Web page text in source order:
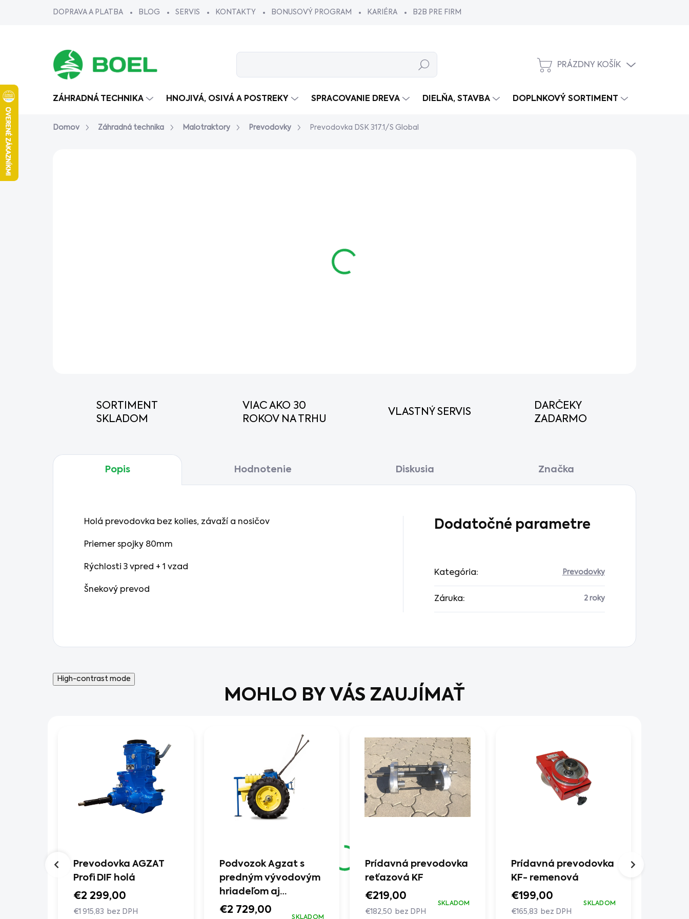
DOPRAVA A PLATBA BLOG SERVIS KONTAKTY BONUSOVÝ PROGRAM KARIÉRA B2B PRE FIRMY
Hľadať
NÁKUPNÝ
PRÁZDNY KOŠÍK
ZÁHRADNÁ TECHNIKA HNOJIVÁ, OSIVÁ A POSTREKY SPRACOVANIE DREVA DIELŇA, STAVBA DOPLNKOVÝ SORTIMENT
Domov Záhradná technika Malotraktory Prevodovky Prevodovka DSK 317.1/S Global
SORTIMENT
SKLADOM
VIAC AKO 30
ROKOV NA TRHU
VLASTNÝ SERVIS
DARČEKY
ZADARMO
Popis Hodnotenie Diskusia Značka
Holá prevodovka bez kolies, závaží a nosičov
Priemer spojky 80mm
Rýchlosti 3 vpred + 1 vzad
Šnekový prevod
Dodatočné parametre
Kategória: Prevodovky
Záruka: 2 roky
High-contrast mode
MOHLO BY VÁS ZAUJÍMAŤ
Prevodovka AGZAT
Profi DIF holá
€2 299,00
€1 915,83 bez DPH
Podvozok Agzat s
predným vývodovým
hriadeľom aj
diferenciálom
€2 729,00
SKLADOM
Prídavná prevodovka
reťazová KF
€219,00
€182,50 bez DPH
SKLADOM
Prídavná prevodovka
KF- remenová
€199,00
€165,83 bez DPH
SKLADOM